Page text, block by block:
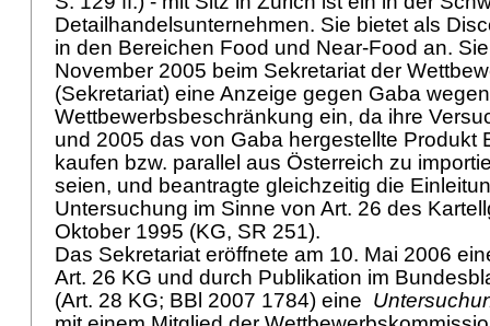
Detailhandelsunternehmen. Sie bietet als
in den Bereichen Food und Near-Food an.
November 2005 beim Sekretariat der
(Sekretariat) eine Anzeige gegen Gaba
Wettbewerbsbeschränkung ein, da ihre
und 2005 das von Gaba hergestellte Produkt
kaufen bzw. parallel aus Österreich zu
seien, und beantragte gleichzeitig die
Untersuchung im Sinne von Art. 26 des
Oktober 1995 (KG, SR 251).
Das Sekretariat eröffnete am 10. Mai 2006
Art. 26 KG und durch Publikation im
(Art. 28 KG; BBl 2007 1784) eine